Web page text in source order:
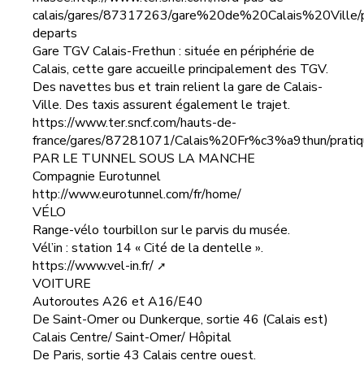
calais/gares/87317263/gare%20de%20Calais%20Ville/
departs
Gare TGV Calais-Frethun : située en périphérie de
Calais, cette gare accueille principalement des TGV.
Des navettes bus et train relient la gare de Calais-
Ville. Des taxis assurent également le trajet.
https://www.ter.sncf.com/hauts-de-
france/gares/87281071/Calais%20Fr%c3%a9thun/
PAR LE TUNNEL SOUS LA MANCHE
Compagnie Eurotunnel
http://www.eurotunnel.com/fr/home/
VÉLO
Range-vélo tourbillon sur le parvis du musée.
Vél’in : station 14 « Cité de la dentelle ».
https://www.vel-in.fr/
VOITURE
Autoroutes A26 et A16/E40
De Saint-Omer ou Dunkerque, sortie 46 (Calais est)
Calais Centre/ Saint-Omer/ Hôpital
De Paris, sortie 43 Calais centre ouest.